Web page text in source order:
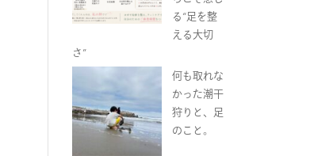
る“足を整
える大切
さ”
何も取れな
かった潮干
狩りと、足
のこと。